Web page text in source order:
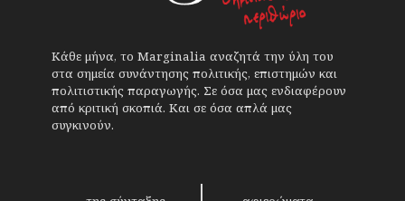
Κάθε μήνα, το Marginalia αναζητά την ύλη του
στα σημεία συνάντησης πολιτικής, επιστημών και
πολιτιστικής παραγωγής. Σε όσα μας ενδιαφέρουν
από κριτική σκοπιά. Και σε όσα απλά μας
συγκινούν.